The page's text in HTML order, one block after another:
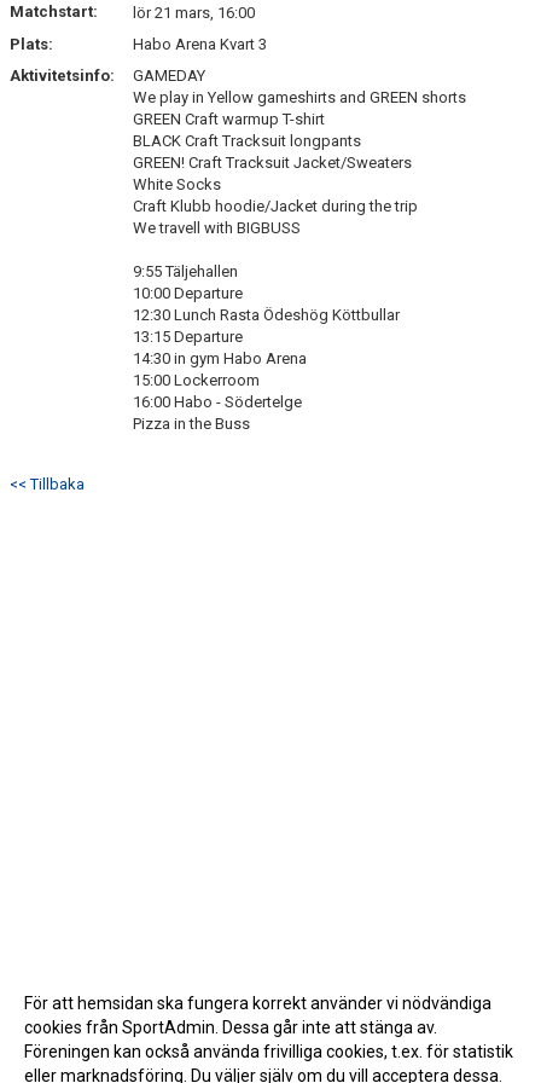
Matchstart:
lör 21 mars, 16:00
Plats:
Habo Arena Kvart 3
Aktivitetsinfo:
GAMEDAY
We play in Yellow gameshirts and GREEN shorts
GREEN Craft warmup T-shirt
BLACK Craft Tracksuit longpants
GREEN! Craft Tracksuit Jacket/Sweaters
White Socks
Craft Klubb hoodie/Jacket during the trip
We travell with BIGBUSS
9:55 Täljehallen
10:00 Departure
12:30 Lunch Rasta Ödeshög Köttbullar
13:15 Departure
14:30 in gym Habo Arena
15:00 Lockerroom
16:00 Habo - Södertelge
Pizza in the Buss
<< Tillbaka
För att hemsidan ska fungera korrekt använder vi nödvändiga
cookies från SportAdmin. Dessa går inte att stänga av.
Föreningen kan också använda frivilliga cookies, t.ex. för statistik
eller marknadsföring. Du väljer själv om du vill acceptera dessa.